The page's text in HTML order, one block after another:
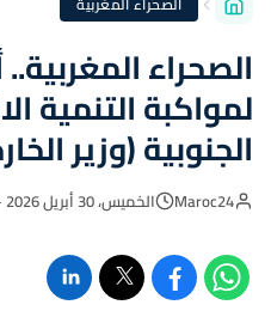
الصحراء
لمواكبة التنمية
الجنوبية (وزير
Maroc24 الخميس، 30 أبريل 2026 - 21:16